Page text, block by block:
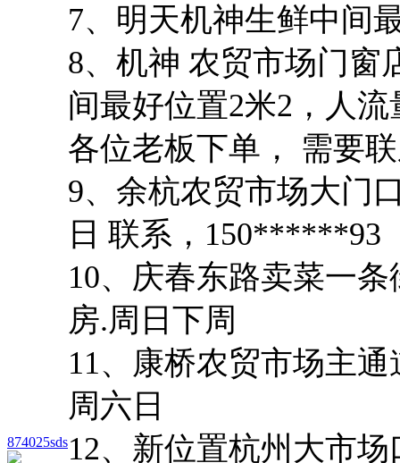
874025sds
7、明天机神生鲜中间
8、机神 农贸市场门窗
间最好位置2米2，人
各位老板下单， 需要
9、余杭农贸市场大门
日 联系，150******93
10、庆春东路卖菜一
房.周日下周
11、康桥农贸市场主
周六日
12、新位置杭州大市